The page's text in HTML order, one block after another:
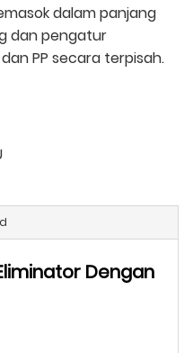
dalam panjang
dan pengatur
PP secara terpisah.
Dengan